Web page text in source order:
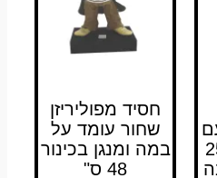
חסיד מפוליריזן
שחור עומד על
במה ומנגן בכינור
48 ס"